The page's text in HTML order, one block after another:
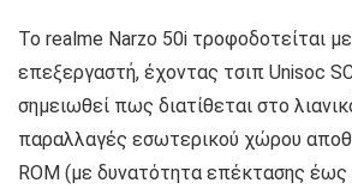
Το realme Narzo 50i τροφοδοτείται
επεξεργαστή, έχοντας τσιπ Unisoc
σημειωθεί πως διατίθεται στο
παραλλαγές εσωτερικού χώρου
ROM (με δυνατότητα επέκτασης